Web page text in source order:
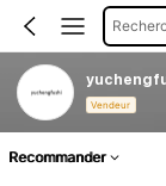
Vendeur
Recommander